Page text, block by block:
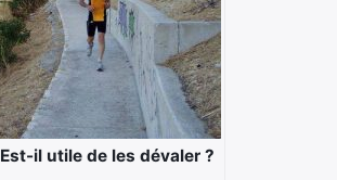
il utile de les dévaler ?